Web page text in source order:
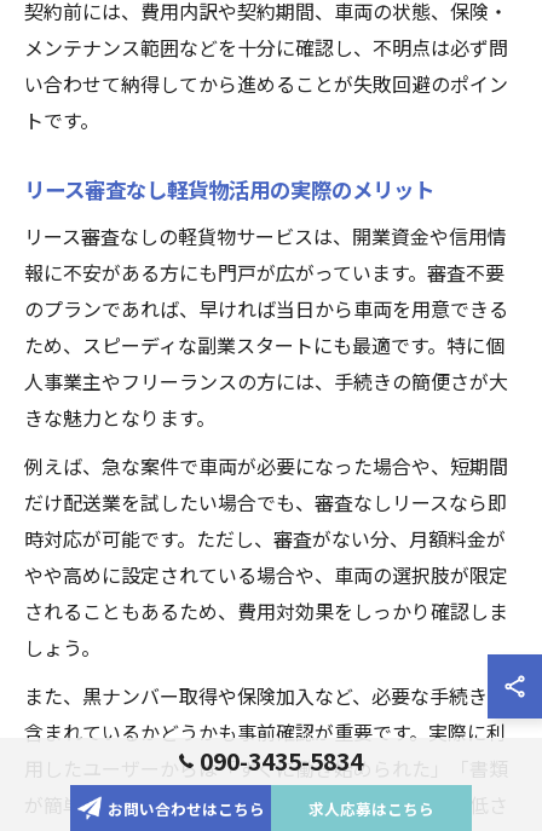
契約前には、費用内訳や契約期間、車両の状態、保険・
メンテナンス範囲などを十分に確認し、不明点は必ず問
い合わせて納得してから進めることが失敗回避のポイン
トです。
リース審査なし軽貨物活用の実際のメリット
リース審査なしの軽貨物サービスは、開業資金や信用情
報に不安がある方にも門戸が広がっています。審査不要
のプランであれば、早ければ当日から車両を用意できる
ため、スピーディな副業スタートにも最適です。特に個
人事業主やフリーランスの方には、手続きの簡便さが大
きな魅力となります。
例えば、急な案件で車両が必要になった場合や、短期間
だけ配送業を試したい場合でも、審査なしリースなら即
時対応が可能です。ただし、審査がない分、月額料金が
やや高めに設定されている場合や、車両の選択肢が限定
されることもあるため、費用対効果をしっかり確認しま
しょう。
また、黒ナンバー取得や保険加入など、必要な手続きが
含まれているかどうかも事前確認が重要です。実際に利
用したユーザーからは「すぐに働き始められた」「書類
が簡単だった」といった声が多く、初期ハードルの低さ
090-3435-5834
お問い合わせはこちら 求人応募はこちら